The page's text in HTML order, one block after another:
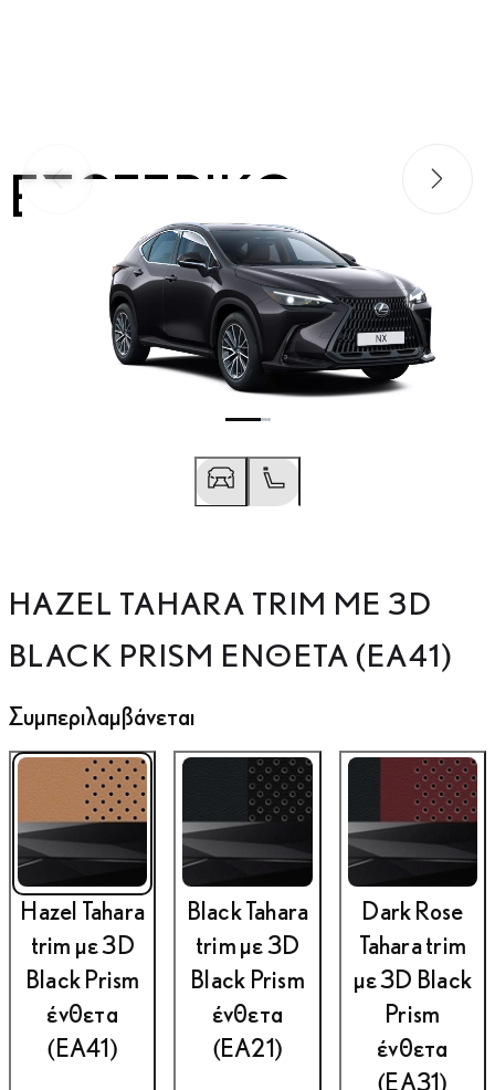
ΕΣΩΤΕΡΙΚΌ
Προηγούμενο
HAZEL TAHARA TRIM ΜΕ 3D
BLACK PRISM ΈΝΘΕΤΑ (EA41)
Συμπεριλαμβάνεται
Hazel Tahara
trim με 3D
Black Prism
ένθετα
(EA41)
Black Tahara
trim με 3D
Black Prism
ένθετα
(EA21)
Dark Rose
Tahara trim
με 3D Black
Prism
ένθετα
(EA31)